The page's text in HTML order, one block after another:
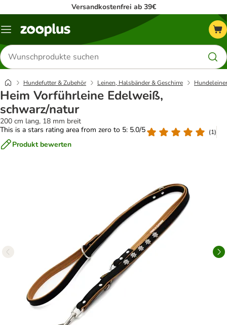
Versandkostenfrei ab 39€
Menü
Produkte
suchen
Hundefutter & Zubehör Leinen, Halsbänder & Geschirre
Heim Vorführleine Edelweiß,
schwarz/natur
200 cm lang, 18 mm breit
This is a stars rating area from zero to 5: 5.0/5
(1)
Produkt bewerten